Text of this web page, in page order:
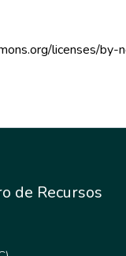
licenses/by-
de Recursos